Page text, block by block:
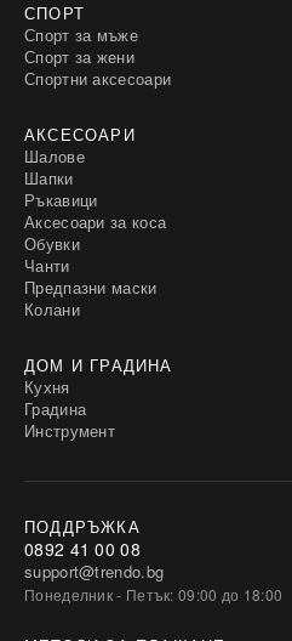
СПОРТ
Спорт за мъже
Спорт за жени
Спортни аксесоари
АКСЕСОАРИ
Шалове
Шапки
Ръкавици
Аксесоари за коса
Обувки
Чанти
Предпазни маски
Колани
ДОМ И ГРАДИНА
Кухня
Градина
Инструмент
ПОДДРЪЖКА
0892 41 00 08
support@trendo.bg
Понеделник - Петък: 09:00 до 18:00